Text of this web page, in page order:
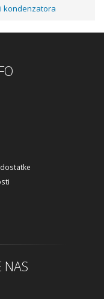
kondenzatora
NAS